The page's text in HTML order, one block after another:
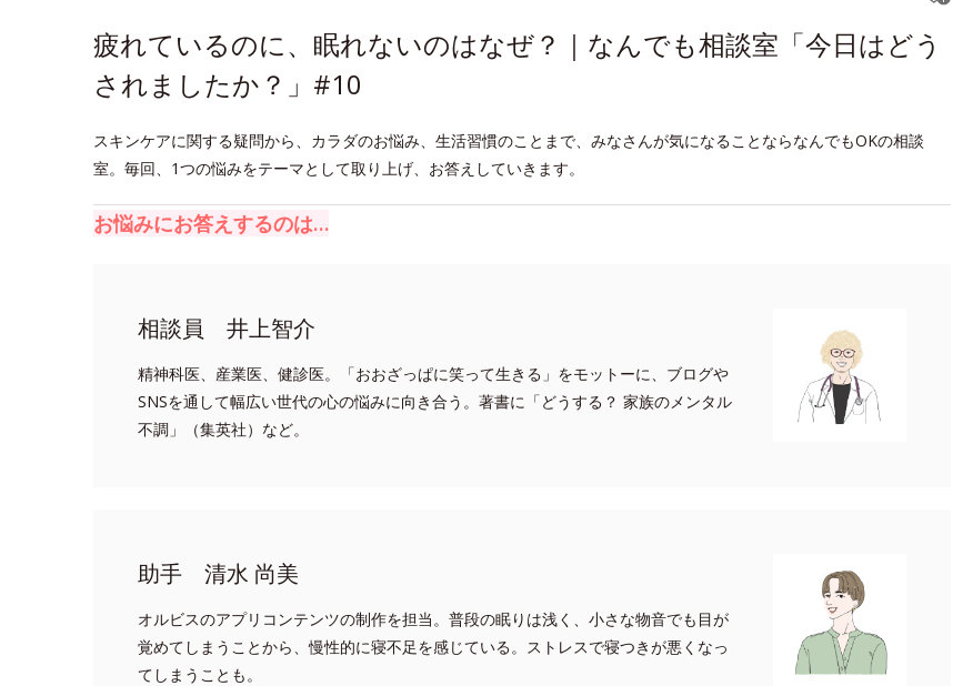
疲れているのに、眠れないのはなぜ？｜なんでも相談室「今日はどう
されましたか？」#10
スキンケアに関する疑問から、カラダのお悩み、生活習慣のことまで、みなさんが気になることならなんでもOKの相談
室。毎回、1つの悩みをテーマとして取り上げ、お答えしていきます。
お悩みにお答えするのは…
相談員 井上智介
精神科医、産業医、健診医。「おおざっぱに笑って生きる」をモットーに、ブログや
SNSを通して幅広い世代の心の悩みに向き合う。著書に「どうする？ 家族のメンタル
不調」（集英社）など。
助手 清水 尚美
オルビスのアプリコンテンツの制作を担当。普段の眠りは浅く、小さな物音でも目が
覚めてしまうことから、慢性的に寝不足を感じている。ストレスで寝つきが悪くなっ
てしまうことも。